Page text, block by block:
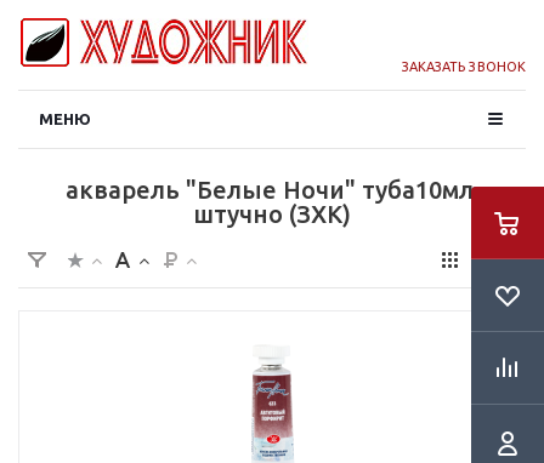
ЗАКАЗАТЬ ЗВОНОК
МЕНЮ
акварель "Белые Ночи" туба10мл.
штучно (ЗХК)